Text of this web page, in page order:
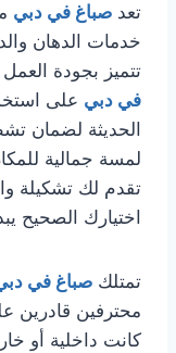
تعد صباغ في دبي
خدمات الدهان
تتميز بجودة العمل
في دبي على
الحديثة لضمان
لمسة جمالية
تقدم لك تشكيلة
اختيارك الصحيح
تمتلك صباغ في
محترفين قادرين
كانت داخلية أو